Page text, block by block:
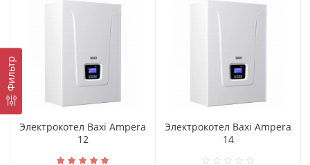
Фильтр
Электрокотел Baxi Ampera
12
Электрокотел Baxi Ampera
14